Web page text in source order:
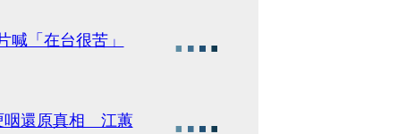
「在台很苦」
咽還原真相 江蕙